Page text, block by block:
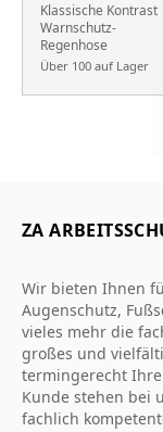
Klassische Kontrast
Warnschutz-
Regenhose
Über 100 auf Lager
ZA
Wir bieten Ihnen
Augenschutz,
vieles mehr die
großes und
termingerecht
Kunde stehen bei
fachlich